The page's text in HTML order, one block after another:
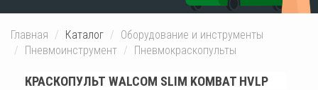
Главная Каталог
Оборудование и инструменты
Пневмоинструмент
Пневмокраскопульты
КРАСКОПУЛЬТ WALCOM SLIM KOMBAT HVLP